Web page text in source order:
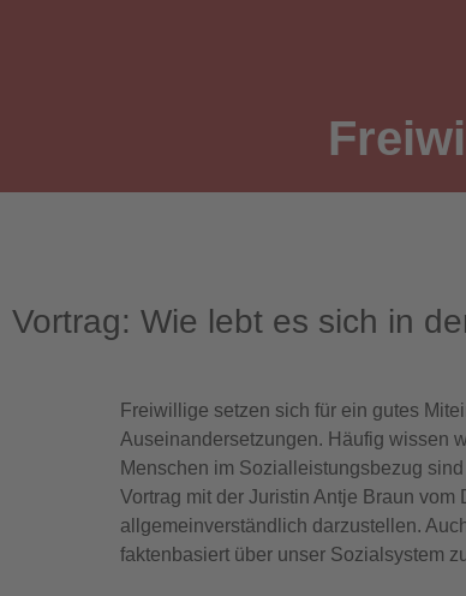
Vortrag: Wie lebt es sich in
Freiwillige setzen sich für ein gutes
Auseinandersetzungen. Häufig wissen
Menschen im Sozialleistungsbezug
Vortrag mit der Juristin Antje Braun
allgemeinverständlich darzustellen.
faktenbasiert über unser Sozialsystem